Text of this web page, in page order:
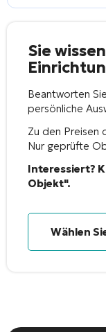
Sie
Beantworten
persönliche
Zu den Preisen
Nur geprüfte
Interessiert?
Objekt".
Wählen